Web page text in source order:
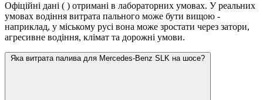
Офіційні дані ( ) отримані в лабораторних умовах. У реальних
умовах водіння витрата пального може бути вищою -
наприклад, у міському русі вона може зростати через затори,
агресивне водіння, клімат та дорожні умови.
Яка витрата палива для Mercedes-Benz SLK на шосе?